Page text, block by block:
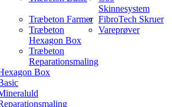
Træbeton
Hexagon Box
Træbeton
Reparationsmaling
Træbeton Farmer
Skinnesystem
FibroTech Skruer
Vareprøver
Box